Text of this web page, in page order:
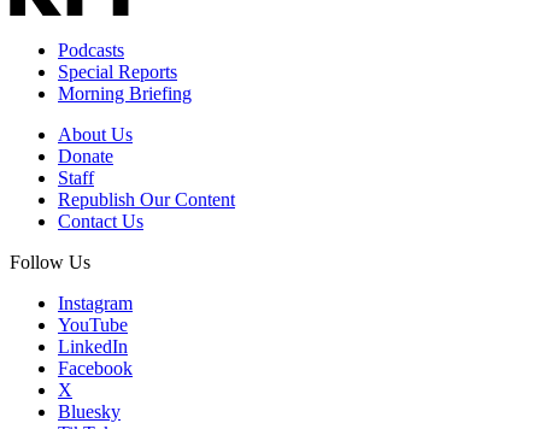
Podcasts
Special Reports
Morning Briefing
About Us
Donate
Staff
Republish Our Content
Contact Us
Follow Us
Instagram
YouTube
LinkedIn
Facebook
X
Bluesky